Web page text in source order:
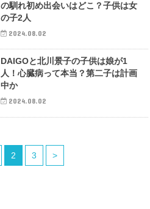
の馴れ初め出会いはどこ？子供は女
の子2人
2024.08.02
DAIGOと北川景子の子供は娘が1
人！心臓病って本当？第二子は計画
中か
2024.08.02
2 3 >